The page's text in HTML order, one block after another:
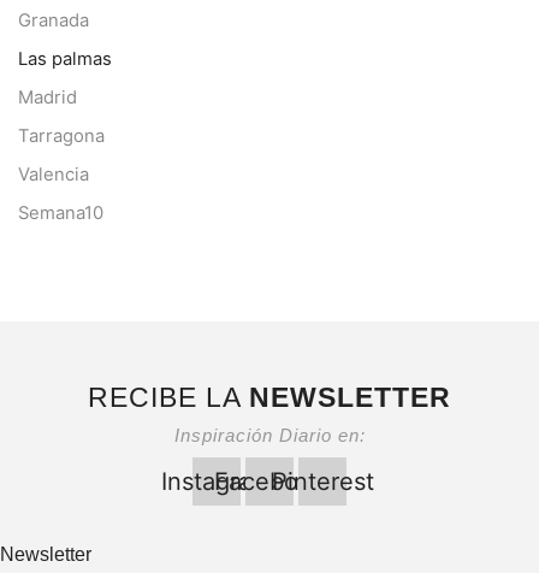
Granada
Las palmas
Madrid
Tarragona
Valencia
Semana10
RECIBE LA NEWSLETTER
Inspiración Diario en:
Instagram
Facebook
Pinterest
Newsletter